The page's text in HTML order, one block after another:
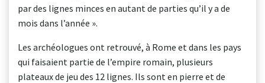
par des lignes minces en autant de parties qu’il y a de
mois dans l’année ».
Les archéologues ont retrouvé, à Rome et dans les pays
qui faisaient partie de l’empire romain, plusieurs
plateaux de jeu des 12 lignes. Ils sont en pierre et de